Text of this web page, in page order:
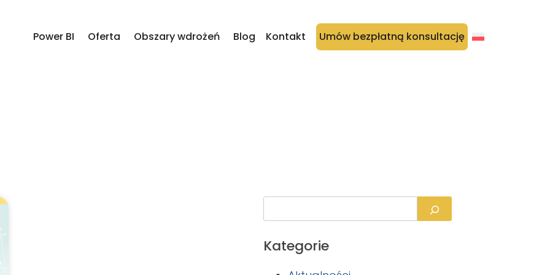
Power BI Oferta Obszary wdrożeń Blog Kontakt Umów bezpłatną konsultację
Kategorie